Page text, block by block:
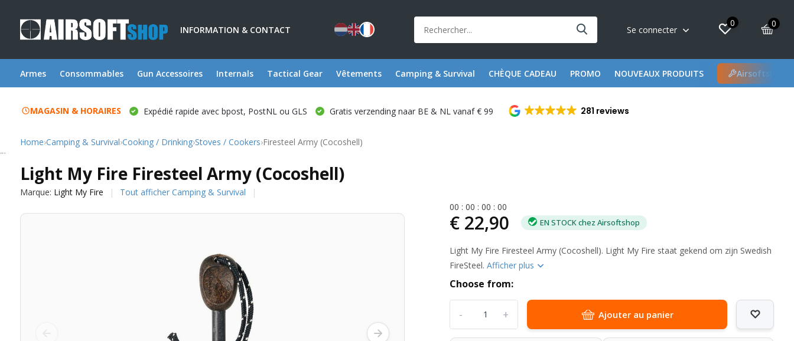
INFORMATION & CONTACT Se connecter
0 0
Armes Consommables Gun Accessoires Internals Tactical Gear Vêtements Camping & Survival CHÈQUE CADEAU PROMO NOUVEAUX PRODUITS Airsoftshop
MAGASIN & HORAIRES Expédié rapide avec bpost, PostNL ou GLS Gratis verzending naar BE & NL vanaf € 99 281 reviews
Home›Camping & Survival›Cooking / Drinking›Stoves / Cookers›Firesteel Army (Cocoshell)
Light My Fire Firesteel Army (Cocoshell)
Marque: Light My Fire Tout afficher Camping & Survival
00 :00 :00 :00
€ 22,90 EN STOCK chez Airsoftshop
Light My Fire Firesteel Army (Cocoshell). Light My Fire staat gekend om zijn Swedish
FireSteel.Afficher plus
Choose from:
+
- Ajouter au panier